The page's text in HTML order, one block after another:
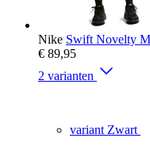
Nike Swift Novelty
€ 89,95
2 varianten
variant Zwart